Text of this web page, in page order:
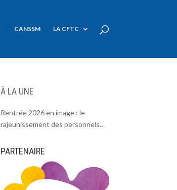
CANSSM LA CFTC
À LA UNE
Rentrée 2026 en image : le
rajeunissement des personnels
PARTENAIRE